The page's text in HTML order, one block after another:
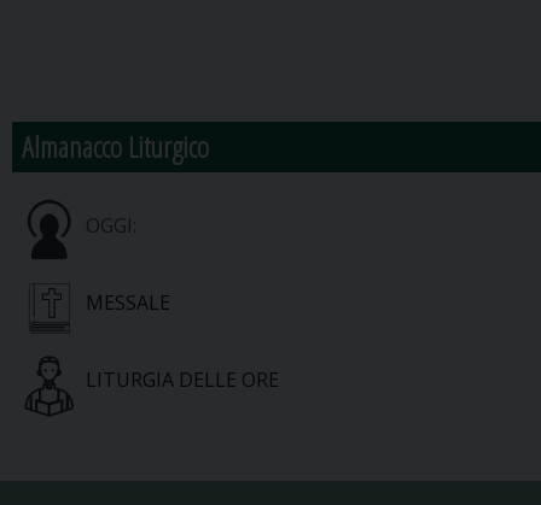
Almanacco Liturgico
OGGI:
MESSALE
LITURGIA DELLE ORE